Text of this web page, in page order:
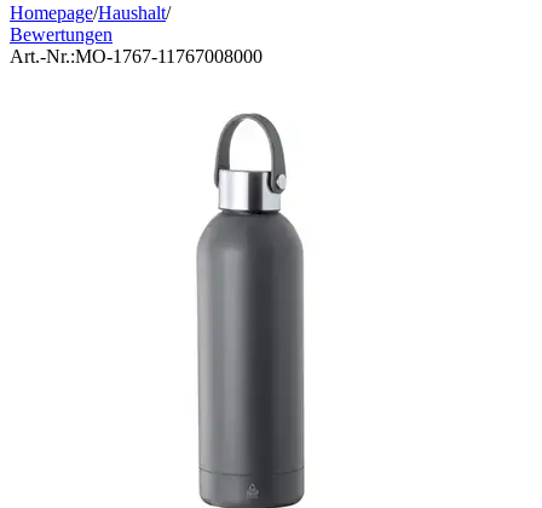
Homepage/Haushalt/
Bewertungen
Art.-Nr.:MO-1767-11767008000